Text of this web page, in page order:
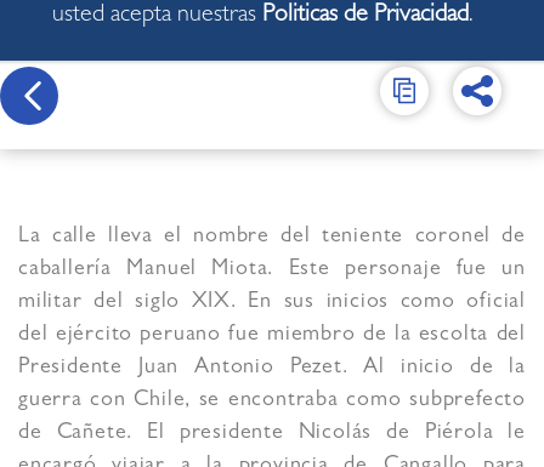
La calle lleva el nombre del teniente coronel de
caballería Manuel Miota. Este personaje fue un
militar del siglo XIX. En sus inicios como oficial
del ejército peruano fue miembro de la escolta del
Presidente Juan Antonio Pezet. Al inicio de la
guerra con Chile, se encontraba como subprefecto
de Cañete. El presidente Nicolás de Piérola le
usted acepta nuestras Politicas de Privacidad.